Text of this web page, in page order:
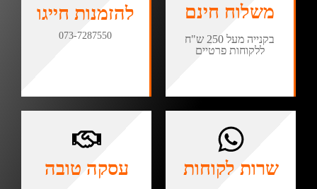
משלוח חינם
בקנייה מעל 250 ש"ח
ללקוחות פרטיים
להזמנות חייגו
073-7287550
שרות לקוחות עסקה טובה